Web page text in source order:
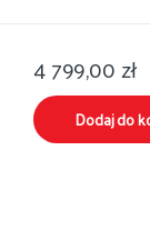
4 799,00zł
Dodaj do